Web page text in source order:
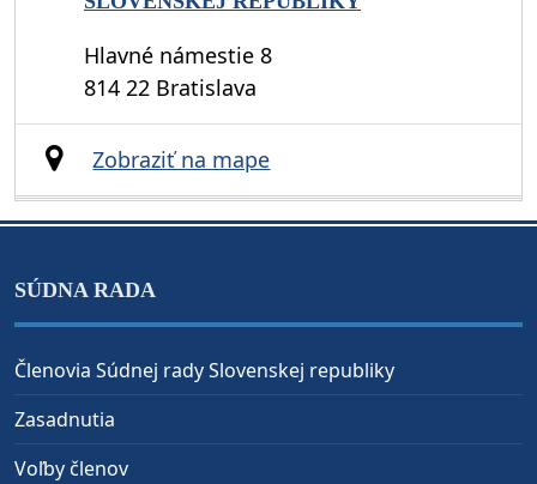
Hlavné námestie 8
814 22 Bratislava
Zobraziť na mape
SÚDNA RADA
Členovia Súdnej rady Slovenskej republiky
Zasadnutia
Voľby členov